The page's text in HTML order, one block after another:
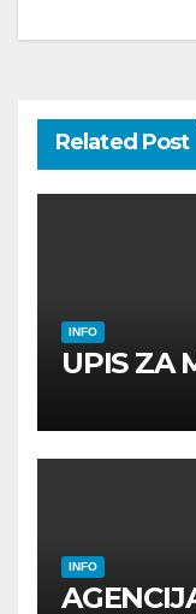
Related Post
INFO
UPIS ZA
INFO